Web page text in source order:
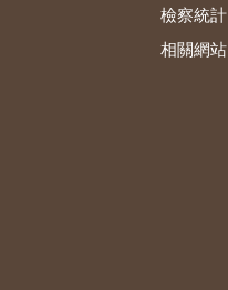
檢察統計
相關網站